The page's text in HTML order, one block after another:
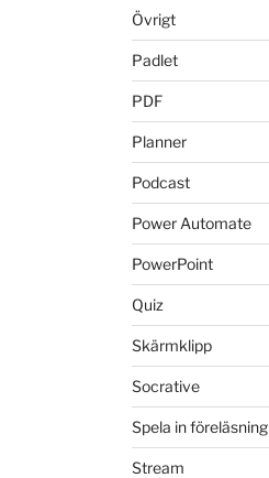
Övrigt
Padlet
PDF
Planner
Podcast
Power Automate
PowerPoint
Quiz
Skärmklipp
Socrative
Spela in föreläsning
Stream